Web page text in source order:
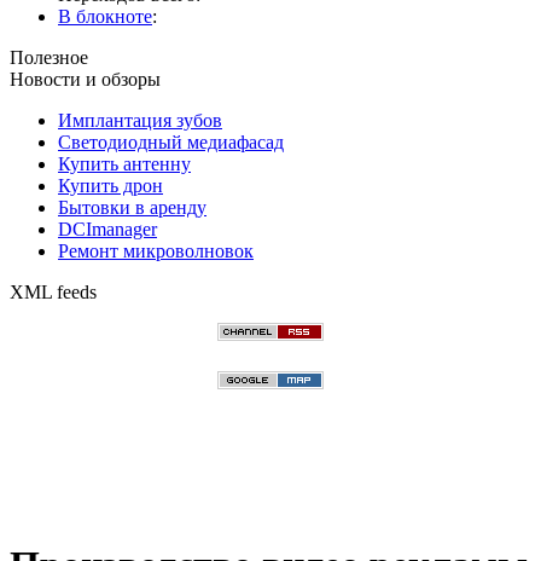
В блокноте:
Полезное
Новости и обзоры
Имплантация зубов
Светодиодный медиафасад
Купить антенну
Купить дрон
Бытовки в аренду
DCImanager
Ремонт микроволновок
XML feeds